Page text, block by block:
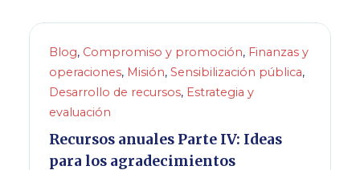
Blog, Compromiso y promoción, Finanzas y
operaciones, Misión, Sensibilización pública,
Desarrollo de recursos, Estrategia y
evaluación
Recursos anuales Parte IV: Ideas
para los agradecimientos